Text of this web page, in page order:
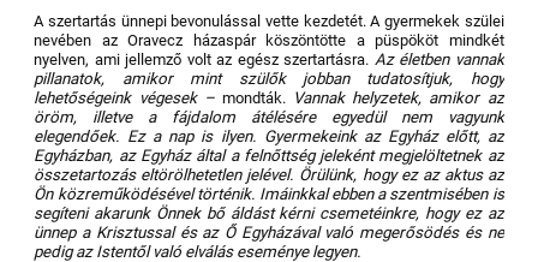
A szertartás ünnepi bevonulással vette kezdetét. A gyermekek szülei
nevében az Oravecz házaspár köszöntötte a püspököt mindkét
nyelven, ami jellemző volt az egész szertartásra. Az életben vannak
pillanatok, amikor mint szülők jobban tudatosítjuk, hogy
lehetőségeink végesek – mondták. Vannak helyzetek, amikor az
öröm, illetve a fájdalom átélésére egyedül nem vagyunk
elegendőek. Ez a nap is ilyen. Gyermekeink az Egyház előtt, az
Egyházban, az Egyház által a felnőttség jeleként megjelöltetnek az
összetartozás eltörölhetetlen jelével. Örülünk, hogy ez az aktus az
Ön közreműködésével történik. Imáinkkal ebben a szentmisében is
segíteni akarunk Önnek bő áldást kérni csemetéinkre, hogy ez az
ünnep a Krisztussal és az Ő Egyházával való megerősödés és ne
pedig az Istentől való elválás eseménye legyen.